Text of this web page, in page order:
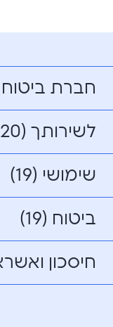
חברת ביטוח
לשירותך (20)
שימושי (19)
ביטוח (19)
חיסכון ואשראי